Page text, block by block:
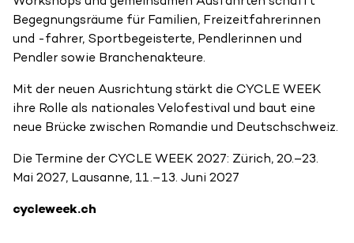
Begegnungsräume für Familien, Freizeitfahrerinnen
und -fahrer, Sportbegeisterte, Pendlerinnen und
Pendler sowie Branchenakteure.
Mit der neuen Ausrichtung stärkt die CYCLE WEEK
ihre Rolle als nationales Velofestival und baut eine
neue Brücke zwischen Romandie und Deutschschweiz.
Die Termine der CYCLE WEEK 2027: Zürich, 20.–23.
Mai 2027, Lausanne, 11.–13. Juni 2027
cycleweek.ch